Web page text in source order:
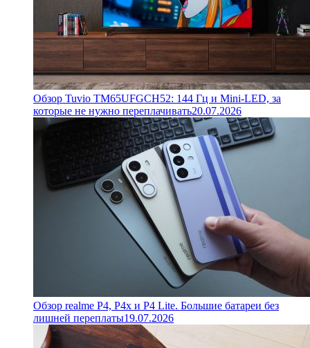
Обзор Tuvio TM65UFGCH52: 144 Гц и Mini-LED, за
которые не нужно переплачивать20.07.2026
Обзор realme P4, P4x и P4 Lite. Большие батареи без
лишней переплаты19.07.2026